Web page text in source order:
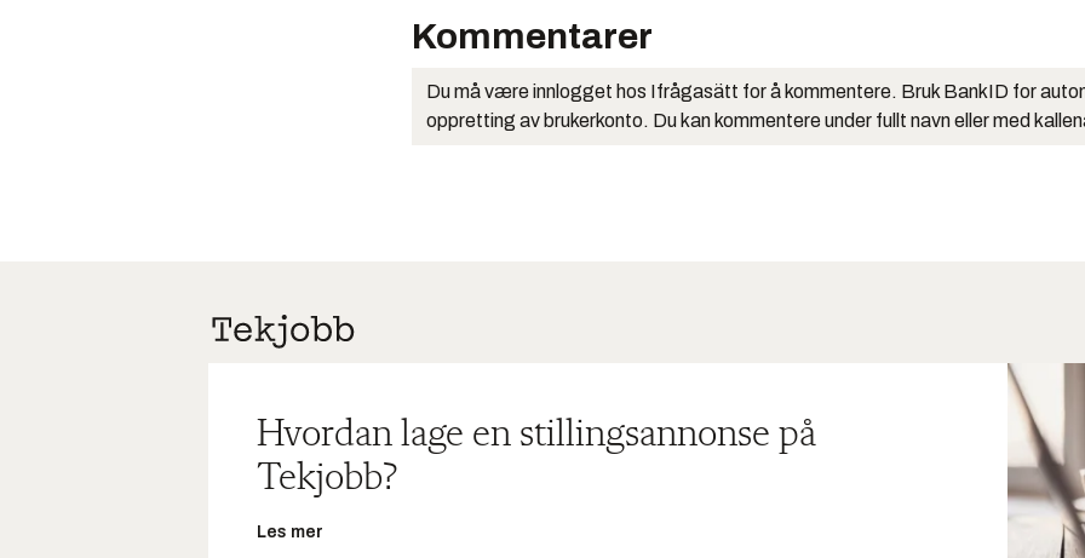
Kommentarer
Du må være innlogget hos Ifrågasätt for å kommentere. Bruk BankID for
oppretting av brukerkonto. Du kan kommentere under fullt navn eller med
Hvordan lage en stillingsannonse på
Tekjobb?
Les mer